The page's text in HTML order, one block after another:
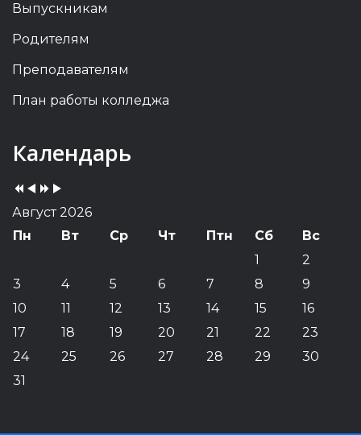
Выпускникам
Родителям
Преподавателям
План работы колледжа
Календарь
Previous
Year
Previous
Month
YearMonth
Август 2026
Пн
Вт Ср Чт Птн Сб
Вс
1
2
3
4 5 6 7 8
9
10
11 12 13 14 15
16
17
18 19 20 21 22
23
24
25 26 27 28 29
30
31